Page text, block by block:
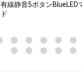
有線静音5ボタン
ド